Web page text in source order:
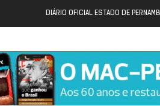
DIÁRIO OFICIAL ESTADO DE